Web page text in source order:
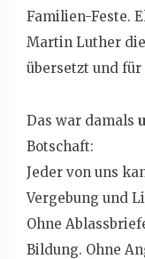
Familien-Feste.
Martin Luther
übersetzt und
Das war damals
Botschaft:
Jeder von uns
Vergebung und
Ohne
Bildung. Ohne